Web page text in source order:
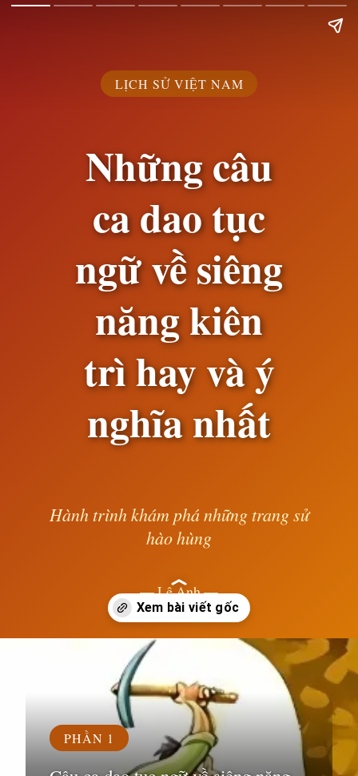
LỊCH SỬ VIỆT NAM
Những câu
ca dao tục
ngữ về siêng
năng kiên
trì hay và ý
nghĩa nhất
Hành trình khám phá những trang sử
hào hùng
— Lê Anh —
PHẦN 1